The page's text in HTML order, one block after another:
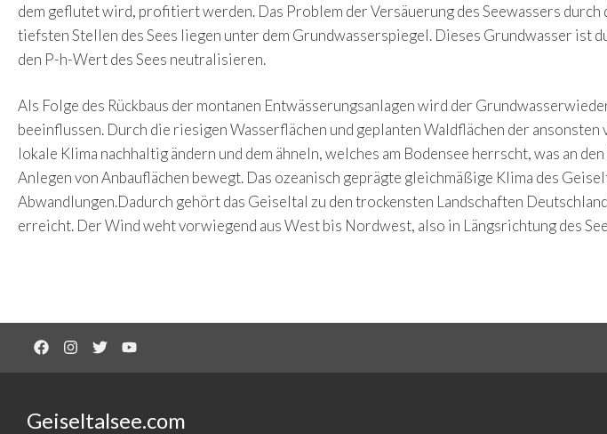
dem geflutet wird, profitiert werden. Das Problem der Versäuerung des Seewassers
tiefsten Stellen des Sees liegen unter dem Grundwasserspiegel. Dieses Grundwasser
den P-h-Wert des Sees neutralisieren.
Als Folge des Rückbaus der montanen Entwässerungsanlagen wird der
beeinflussen. Durch die riesigen Wasserflächen und geplanten Waldflächen der
lokale Klima nachhaltig ändern und dem ähneln, welches am Bodensee herrscht, was an
Anlegen von Anbauflächen bewegt. Das ozeanisch geprägte gleichmäßige Klima des
Abwandlungen.Dadurch gehört das Geiseltal zu den trockensten Landschaften
erreicht. Der Wind weht vorwiegend aus West bis Nordwest, also in Längsrichtung des
Geiseltalsee.com